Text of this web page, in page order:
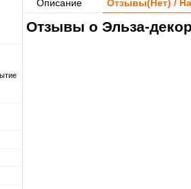
Описание Отзывы(Нет) /
Отзывы о Эльза-